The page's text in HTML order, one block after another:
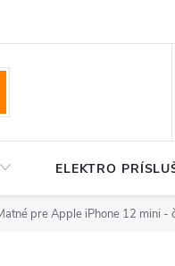
ELEKTRO
pre Apple iPhone 12 mini -